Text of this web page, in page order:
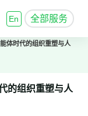
En 全部服务
体时代的组织重塑与人
的组织重塑与人